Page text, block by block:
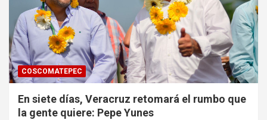
COSCOMATEPEC
En siete días, Veracruz retomará el rumbo que
la gente quiere: Pepe Yunes